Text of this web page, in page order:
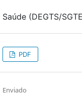
Saúde (DEGTS/
PDF
Enviado